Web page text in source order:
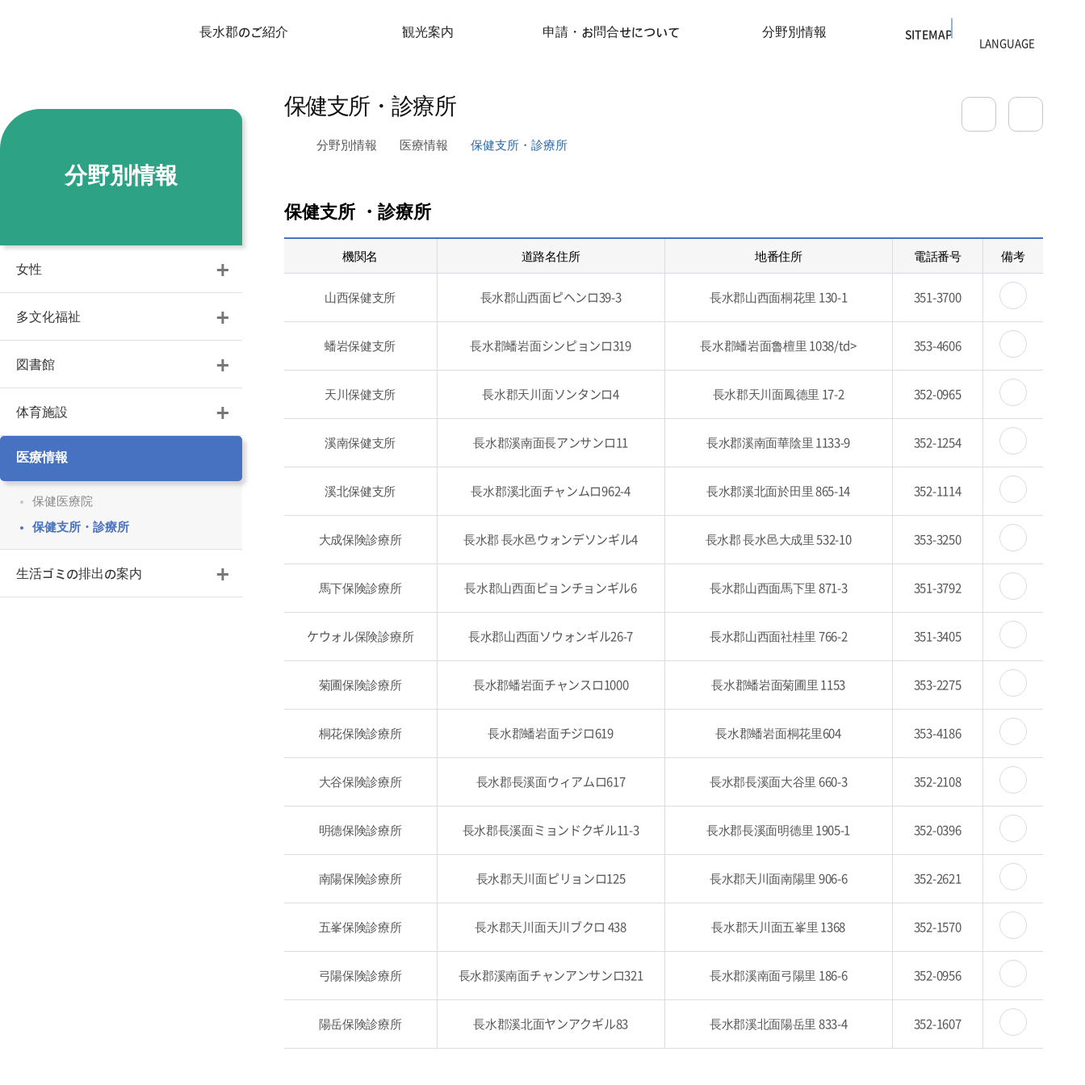
長水郡のご紹介 観光案内 申請・お問合せについて 分野別情報 SITEMAP
分野別情報
女性
多文化福祉
図書館
体育施設
医療情報
保健医療院
保健支所・診療所
生活ゴミの排出の案内
保健支所・診療所
分野別情報 医療情報 保健支所・診療所
保健支所 ・診療所
機関名 道路名住所 地番住所 電話番号 備考
山西保健支所 長水郡山西面ピヘンロ39-3 長水郡山西面桐花里 130-1 351-3700
蟠岩保健支所 長水郡蟠岩面シンピョンロ319 長水郡蟠岩面魯檀里 1038/td> 353-4606
天川保健支所 長水郡天川面ソンタンロ4 長水郡天川面鳳德里 17-2 352-0965
溪南保健支所 長水郡溪南面長アンサンロ11 長水郡溪南面華陰里 1133-9 352-1254
溪北保健支所 長水郡溪北面チャンムロ962-4 長水郡溪北面於田里 865-14 352-1114
大成保険診療所 長水郡 長水邑ウォンデソンギル4 長水郡 長水邑大成里 532-10 353-3250
馬下保険診療所 長水郡山西面ピョンチョンギル6 長水郡山西面馬下里 871-3 351-3792
ケウォル保険診療所 長水郡山西面ソウォンギル26-7 長水郡山西面社桂里 766-2 351-3405
菊圃保険診療所 長水郡蟠岩面チャンスロ1000 長水郡蟠岩面菊圃里 1153 353-2275
桐花保険診療所 長水郡蟠岩面チジロ619 長水郡蟠岩面桐花里604 353-4186
大谷保険診療所 長水郡長溪面ウィアムロ617 長水郡長溪面大谷里 660-3 352-2108
明德保険診療所 長水郡長溪面ミョンドクギル11-3 長水郡長溪面明德里 1905-1 352-0396
南陽保険診療所 長水郡天川面ピリョンロ125 長水郡天川面南陽里 906-6 352-2621
五峯保険診療所 長水郡天川面天川ブクロ 438 長水郡天川面五峯里 1368 352-1570
弓陽保険診療所 長水郡溪南面チャンアンサンロ321 長水郡溪南面弓陽里 186-6 352-0956
陽岳保険診療所 長水郡溪北面ヤンアクギル83 長水郡溪北面陽岳里 833-4 352-1607